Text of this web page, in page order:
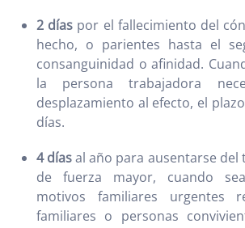
2 días por el fallecimiento del
hecho, o parientes hasta el
consanguinidad o afinidad.
la persona trabajadora
desplazamiento al efecto, el
días.
4 díasal año para ausentarse del
de fuerza mayor, cuando
motivos familiares urgentes
familiares o personas